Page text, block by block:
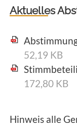
Aktuelles
52,19 KB
172,80 KB
Hinweis alle